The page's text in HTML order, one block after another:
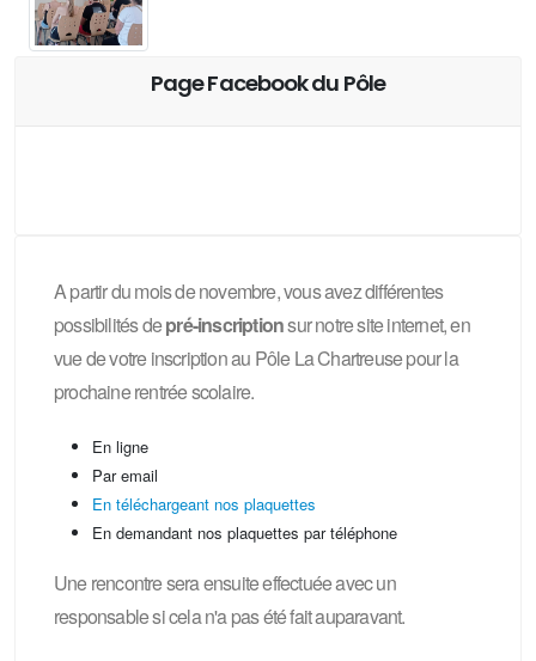
Page Facebook du Pôle
A partir du mois de novembre, vous avez différentes
possibilités depré-inscriptionsur notre site internet, en
vue de votre inscription au Pôle La Chartreuse pour la
prochaine rentrée scolaire.
En ligne
Par email
En téléchargeant nos plaquettes
En demandant nos plaquettes par téléphone
Une rencontre sera ensuite effectuée avec un
responsable si cela n'a pas été fait auparavant.